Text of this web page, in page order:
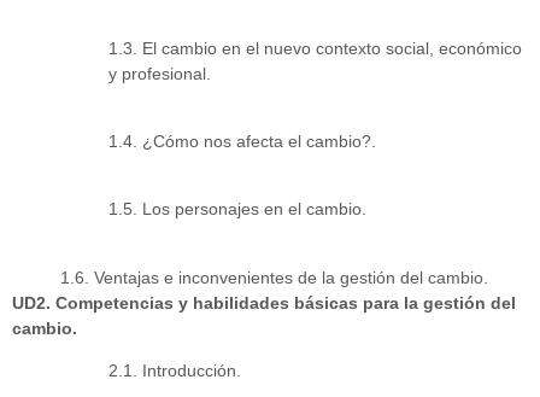
1.3. El cambio en el nuevo contexto social, económico
y profesional.
1.4. ¿Cómo nos afecta el cambio?.
1.5. Los personajes en el cambio.
1.6. Ventajas e inconvenientes de la gestión del cambio.
UD2. Competencias y habilidades básicas para la gestión del
cambio.
2.1. Introducción.